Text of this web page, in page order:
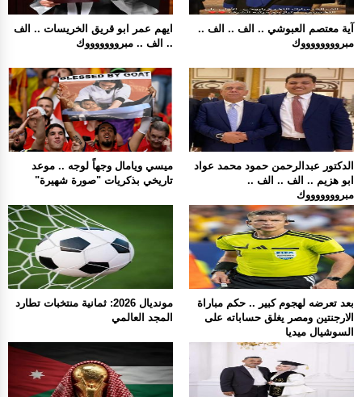
ايهم عمر ابو قريق الخريسات .. الف
.. الف .. مبروووووووك
آية معتصم العبوشي .. الف .. الف ..
مبرووووووووك
ميسي ويامال وجهاً لوجه .. موعد
تاريخي بذكريات "صورة شهيرة"
الدكتور عبدالرحمن حمود محمد عواد
ابو هزيم .. الف .. الف ..
مبروووووووك
مونديال 2026: ثمانية منتخبات تطارد
المجد العالمي
بعد تعرضه لهجوم كبير .. حكم مباراة
الارجنتين ومصر يغلق حساباته على
السوشيال ميديا